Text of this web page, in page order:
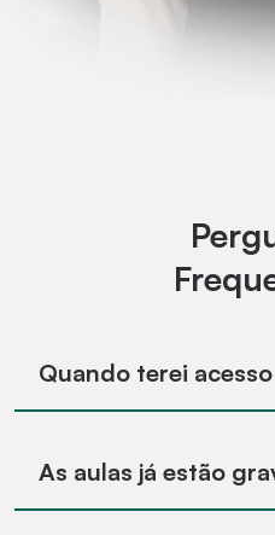
Quando terei
As aulas já estão